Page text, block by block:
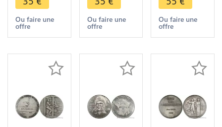
Monnaie de
Paris 1770
1950 Bord
SUP
Ou faire une
offre
Universelle
Liège 1830
1905 SUP -
offer
Ou faire une
offre
Melle
Delom
1815 1901
SUP
Ou faire une
offre